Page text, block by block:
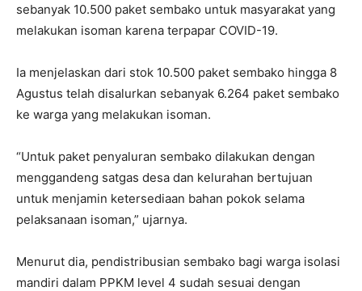
sebanyak 10.500 paket sembako untuk masyarakat yang
melakukan isoman karena terpapar COVID-19.
Ia menjelaskan dari stok 10.500 paket sembako hingga 8
Agustus telah disalurkan sebanyak 6.264 paket sembako
ke warga yang melakukan isoman.
“Untuk paket penyaluran sembako dilakukan dengan
menggandeng satgas desa dan kelurahan bertujuan
untuk menjamin ketersediaan bahan pokok selama
pelaksanaan isoman,” ujarnya.
Menurut dia, pendistribusian sembako bagi warga isolasi
mandiri dalam PPKM level 4 sudah sesuai dengan